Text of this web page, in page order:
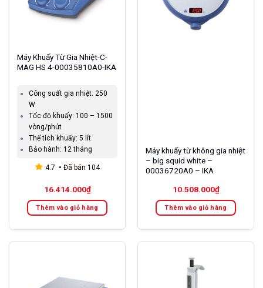
Máy Khuấy Từ Gia Nhiệt-C-
MAG HS 4-00035810A0-IKA
Công suất gia nhiệt: 250
W
Tốc độ khuấy: 100 – 1500
vòng/phút
Thể tích khuấy: 5 lít
Bảo hành: 12 tháng
4.7 Đã bán 104
16.414.000₫
Thêm vào giỏ hàng
Máy khuấy từ không gia nhiệt
– big squid white –
00036720A0 – IKA
10.508.000₫
Thêm vào giỏ hàng